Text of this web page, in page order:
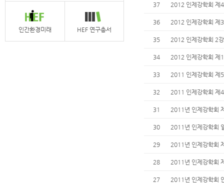
인간환경미래 HEF 연구총서
37 2012 인제강학회 제
36 2012 인제강학회 제
35 2012 인제강학회 2
34 2012 인제강학회 제
33 2011 인제강학회 제
32 2011 인제강학회 제
31 2011년 인제강학회
30 2011년 인제강학회
29 2011년 인제강학회
28 2011년 인제강학회
27 2011년 인제강학회